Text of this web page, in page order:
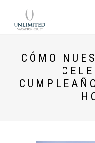
CÓMO